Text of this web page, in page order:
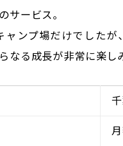
サービス。
ンプ場だけでした
なる成長が非常に楽し